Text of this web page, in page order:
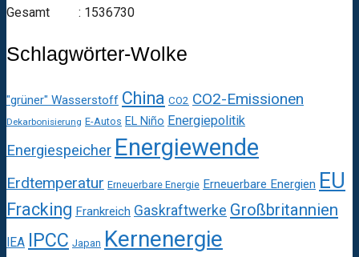
Gesamt : 1536730
Schlagwörter-Wolke
"grüner" Wasserstoff China CO2 CO2-Emissionen
Dekarbonisierung E-Autos EL Niño Energiepolitik
Energiespeicher Energiewende
Erdtemperatur Erneuerbare Energie Erneuerbare Energien EU
Fracking Frankreich Gaskraftwerke Großbritannien
IEA IPCC Japan Kernenergie